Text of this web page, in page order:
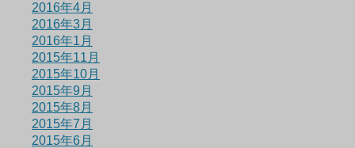
2016年4月
2016年3月
2016年1月
2015年11月
2015年10月
2015年9月
2015年8月
2015年7月
2015年6月